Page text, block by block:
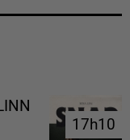
17h10
17h10